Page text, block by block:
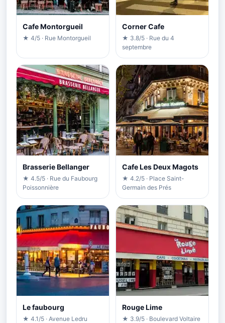
Cafe Montorgueil
★ 4/5 · Rue Montorgueil
Corner Cafe
★ 3.8/5 · Rue du 4
septembre
Brasserie Bellanger
★ 4.5/5 · Rue du Faubourg
Poissonnière
Cafe Les Deux Magots
★ 4.2/5 · Place Saint-
Germain des Prés
Le faubourg
★ 4.1/5 · Avenue Ledru
Rouge Lime
★ 3.9/5 · Boulevard Voltaire